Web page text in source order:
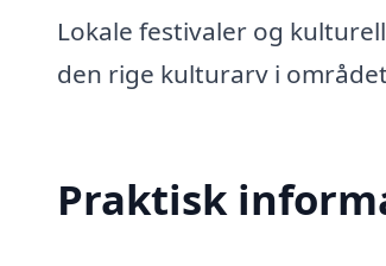
Lokale festivaler og
den rige kulturarv i
Praktisk